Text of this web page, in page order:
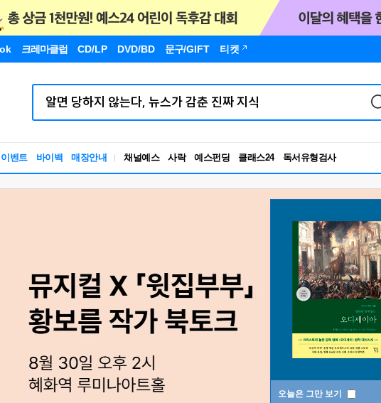
크레마클럽 CD/LP DVD/BD 문구/GIFT 티켓
이벤트 바이백 매장안내 채널예스 사락 예스펀딩 클래스24
RBTI Lab
독서유형검사
오늘은 그만 보기